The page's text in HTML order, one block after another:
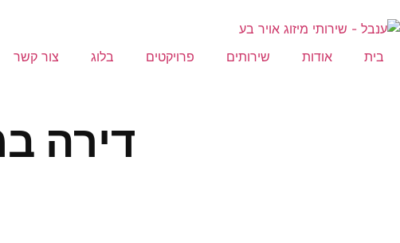
בית אודות שירותים פרויקטים בלוג צור קשר
דירה